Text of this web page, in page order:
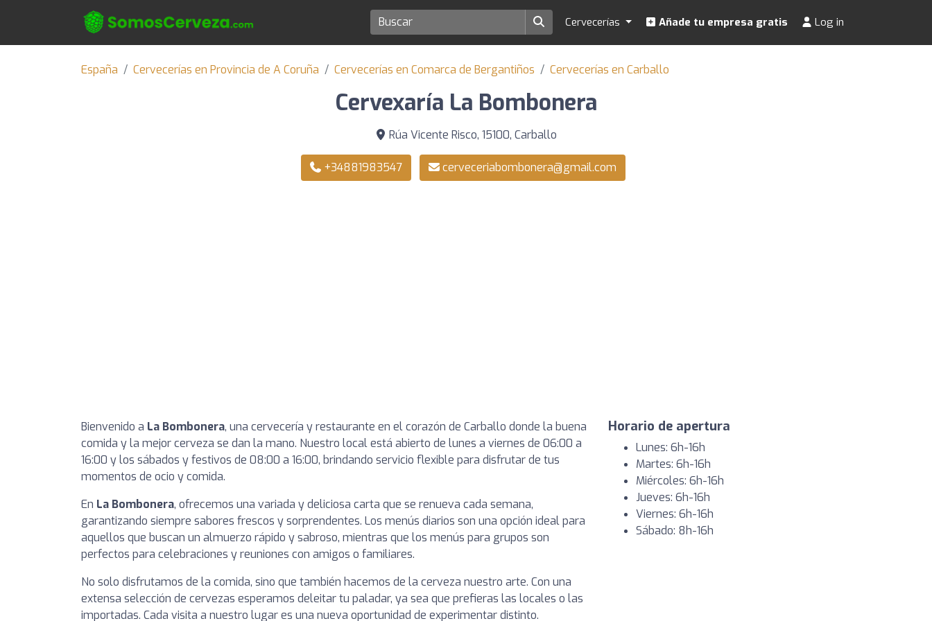
Cervecerías Añade tu empresa gratis Log in
España Cervecerías en Provincia de A Coruña Cervecerías en Comarca de Bergantiños Cervecerías en Carballo
Cervexaría La Bombonera
Rúa Vicente Risco, 15100, Carballo
+34881983547 cerveceriabombonera@gmail.com
Bienvenido a La Bombonera, una cervecería y restaurante en el corazón de Carballo donde la buena
comida y la mejor cerveza se dan la mano. Nuestro local está abierto de lunes a viernes de 06:00 a
16:00 y los sábados y festivos de 08:00 a 16:00, brindando servicio flexible para disfrutar de tus
momentos de ocio y comida.
En La Bombonera, ofrecemos una variada y deliciosa carta que se renueva cada semana,
garantizando siempre sabores frescos y sorprendentes. Los menús diarios son una opción ideal para
aquellos que buscan un almuerzo rápido y sabroso, mientras que los menús para grupos son
perfectos para celebraciones y reuniones con amigos o familiares.
No solo disfrutamos de la comida, sino que también hacemos de la cerveza nuestro arte. Con una
extensa selección de cervezas esperamos deleitar tu paladar, ya sea que prefieras las locales o las
importadas. Cada visita a nuestro lugar es una nueva oportunidad de experimentar distinto.
Horario de apertura
Lunes: 6h-16h
Martes: 6h-16h
Miércoles: 6h-16h
Jueves: 6h-16h
Viernes: 6h-16h
Sábado: 8h-16h